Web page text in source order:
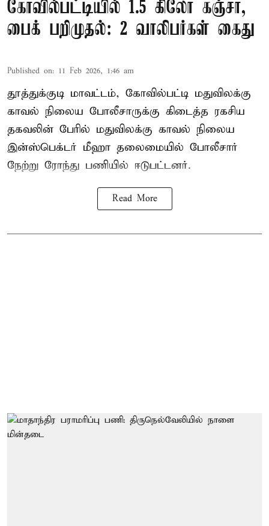
கோவில்பட்டியில் 1.5 கிலோ கஞ்சா,
பைக் பறிமுதல்: 2 வாலிபர்கள் கைது
Published on: 11 Feb 2026, 1:46 am
தூத்துக்குடி மாவட்டம், கோவில்பட்டி மதுவிலக்கு
காவல் நிலைய போலீசாருக்கு கிடைத்த ரகசிய
தகவலின் பேரில் மதுவிலக்கு காவல் நிலைய
இன்ஸ்பெக்டர் மீஹா தலைமையில் போலீசார்
நேற்று ரோந்து பணியில் ஈடுபட்டனர்.
Read More